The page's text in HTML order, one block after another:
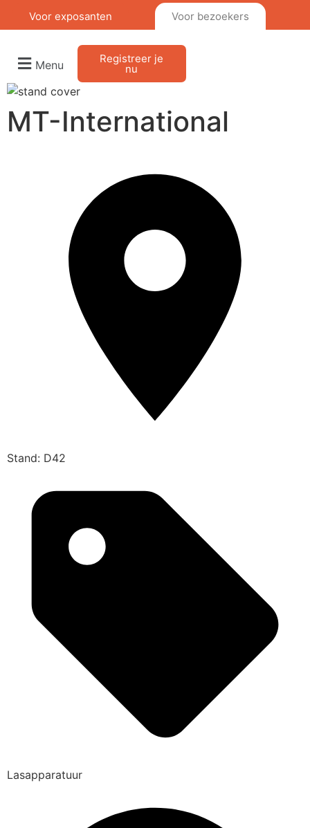
Voor exposanten Voor bezoekers
Menu Registreer je
nu
MT-International
Stand: D42
Lasapparatuur